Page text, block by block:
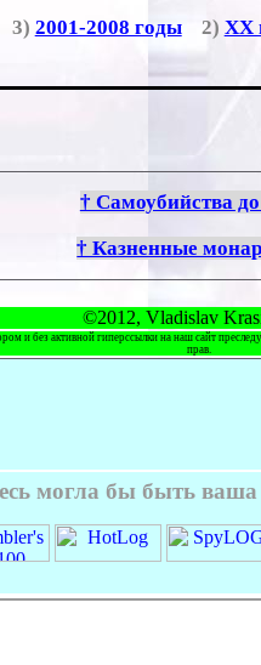
3) 2001-2008 годы2) XX
† Самоубийства
† Казненные
©2012, Vladislav
и без активной гиперссылки на наш сайт
прав.
могла бы быть